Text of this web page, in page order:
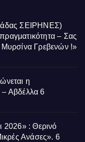
ΣΕΙΡΗΝΕΣ)
– Σας
Μυρσίνα Γρεβενών !»
η
– Αβδέλλα 6
2026» : Θερινό
Ανάσες». 6